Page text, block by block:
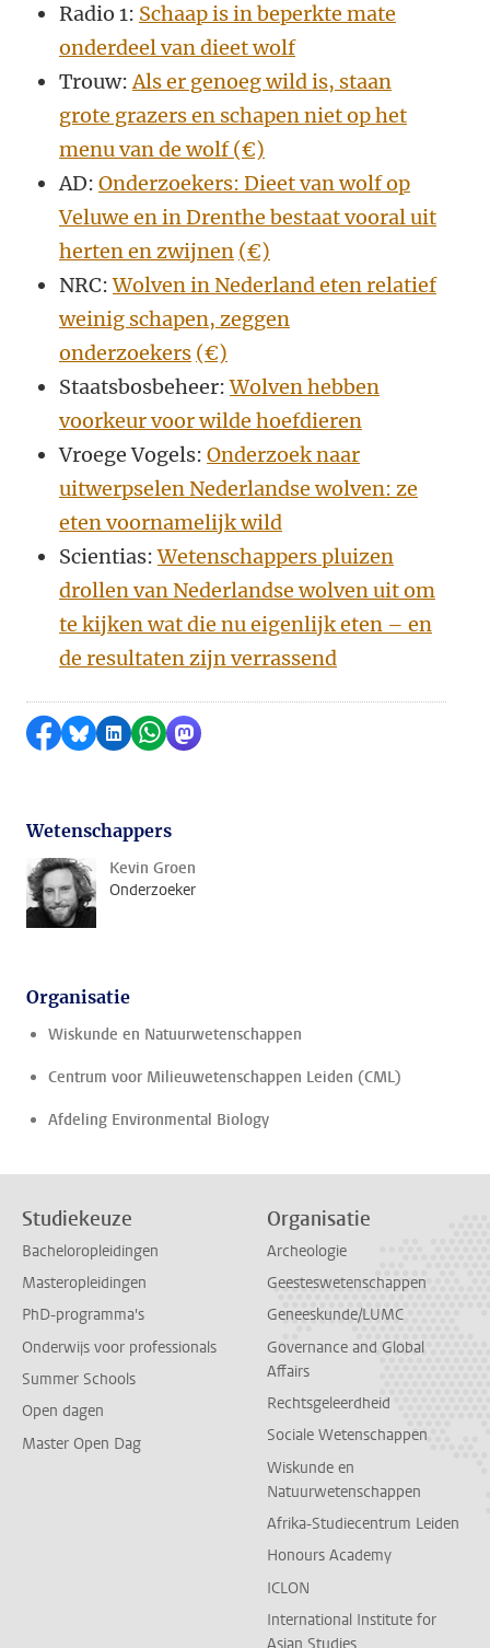
Radio 1: Schaap is in beperkte mate
onderdeel van dieet wolf
Trouw:Als er genoeg wild is, staan
grote grazers en schapen niet op het
menu van de wolf (€)
AD: Onderzoekers: Dieet van wolf op
Veluwe en in Drenthe bestaat vooral uit
herten en zwijnen (€)
NRC:Wolven in Nederland eten relatief
weinig schapen, zeggen
onderzoekers (€)
Staatsbosbeheer:Wolven hebben
voorkeur voor wilde hoefdieren
Vroege Vogels: Onderzoek naar
uitwerpselen Nederlandse wolven: ze
eten voornamelijk wild
Scientias:Wetenschappers pluizen
drollen van Nederlandse wolven uit om
te kijken wat die nu eigenlijk eten – en
de resultaten zijn verrassend
Delen op Facebook
Delen via Bluesky
Delen op LinkedIn
Delen via WhatsApp
Delen via Mastodon
Wetenschappers
Kevin Groen
Onderzoeker
Organisatie
Wiskunde en Natuurwetenschappen
Centrum voor Milieuwetenschappen Leiden (CML)
Afdeling Environmental Biology
Studiekeuze
Bacheloropleidingen
Masteropleidingen
PhD-programma's
Onderwijs voor professionals
Summer Schools
Open dagen
Master Open Dag
Organisatie
Archeologie
Geesteswetenschappen
Geneeskunde/LUMC
Governance and Global
Affairs
Rechtsgeleerdheid
Sociale Wetenschappen
Wiskunde en
Natuurwetenschappen
Afrika-Studiecentrum Leiden
Honours Academy
ICLON
International Institute for